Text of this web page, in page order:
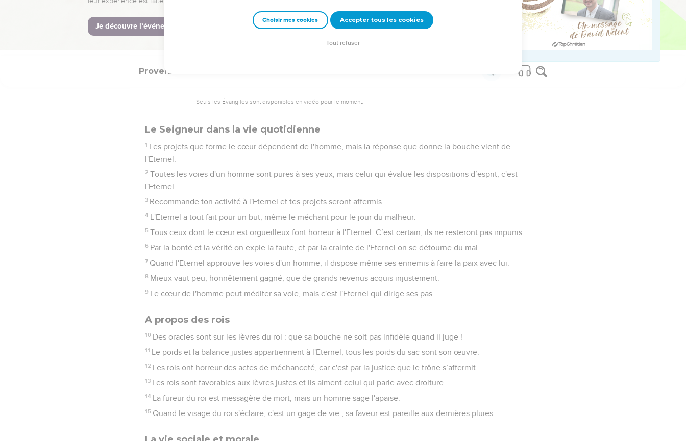
Certains reproches mènent à la vie ; celui qui les écoute séjournera parmi les sages.
32 Celui qui néglige l'instruction se méprise lui-même, celui qui écoute un reproche acquiert du bon sens.
La crainte de l'Eternel enseigne la sagesse et l'humilité précède la gloire.
Proverbes
Seuls les Évangiles sont disponibles en vidéo pour le moment.
Le Seigneur dans la vie quotidienne
1 Les projets que forme le cœur dépendent de l'homme, mais la réponse que donne la bouche vient de
l'Eternel.
2 Toutes les voies d'un homme sont pures à ses yeux, mais celui qui évalue les dispositions d’esprit, c'est
l'Eternel.
3 Recommande ton activité à l'Eternel et tes projets seront affermis.
4 L'Eternel a tout fait pour un but, même le méchant pour le jour du malheur.
5 Tous ceux dont le cœur est orgueilleux font horreur à l'Eternel. C’est certain, ils ne resteront pas impunis.
6 Par la bonté et la vérité on expie la faute, et par la crainte de l'Eternel on se détourne du mal.
7 Quand l'Eternel approuve les voies d'un homme, il dispose même ses ennemis à faire la paix avec lui.
8 Mieux vaut peu, honnêtement gagné, que de grands revenus acquis injustement.
9 Le cœur de l'homme peut méditer sa voie, mais c'est l'Eternel qui dirige ses pas.
A propos des rois
10 Des oracles sont sur les lèvres du roi : que sa bouche ne soit pas infidèle quand il juge !
11 Le poids et la balance justes appartiennent à l'Eternel, tous les poids du sac sont son œuvre.
12 Les rois ont horreur des actes de méchanceté, car c'est par la justice que le trône s’affermit.
13 Les rois sont favorables aux lèvres justes et ils aiment celui qui parle avec droiture.
14 La fureur du roi est messagère de mort, mais un homme sage l'apaise.
15 Quand le visage du roi s'éclaire, c'est un gage de vie ; sa faveur est pareille aux dernières pluies.
Choisir mes cookies Accepter tous les cookies
Tout refuser